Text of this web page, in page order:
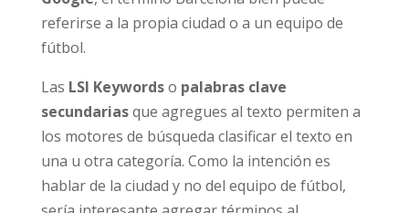
referirse a la propia ciudad o a un equipo de
fútbol.
Las LSI Keywordso palabras clave
secundariasque agregues al texto permiten a
los motores de búsqueda clasificar el texto en
una u otra categoría. Como la intención es
hablar de la ciudad y no del equipo de fútbol,